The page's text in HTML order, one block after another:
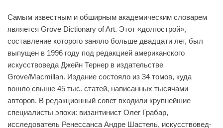
Самым известным и обширным академическим словарем
является Grove Dictionary of Art. Этот «долгострой»,
составление которого заняло больше двадцати лет, был
выпущен в 1996 году под редакцией американского
искусствоведа Джейн Тернер в издательстве
Grove/Macmillan. Издание состояло из 34 томов, куда
вошло свыше 45 тыс. статей, написанных тысячами
авторов. В редакционный совет входили крупнейшие
специалисты эпохи: византинист Олег Грабар,
исследователь Ренессанса Андре Шастель, искусствовед-